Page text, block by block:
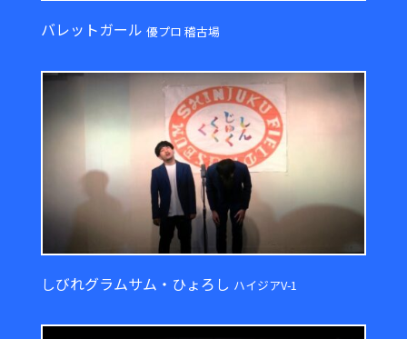
バレットガール優プロ 稽古場
しびれグラムサム・ひょろし ハイジアV-1